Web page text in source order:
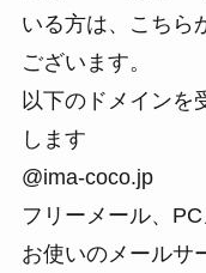
いる方は、こちら
ございます。
以下のドメインを
します
@ima-coco.jp
フリーメール、
お使いのメールサ